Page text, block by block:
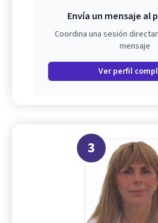
Envía un mensaje al
Coordina una sesión
mensaje
Ver perfil
3